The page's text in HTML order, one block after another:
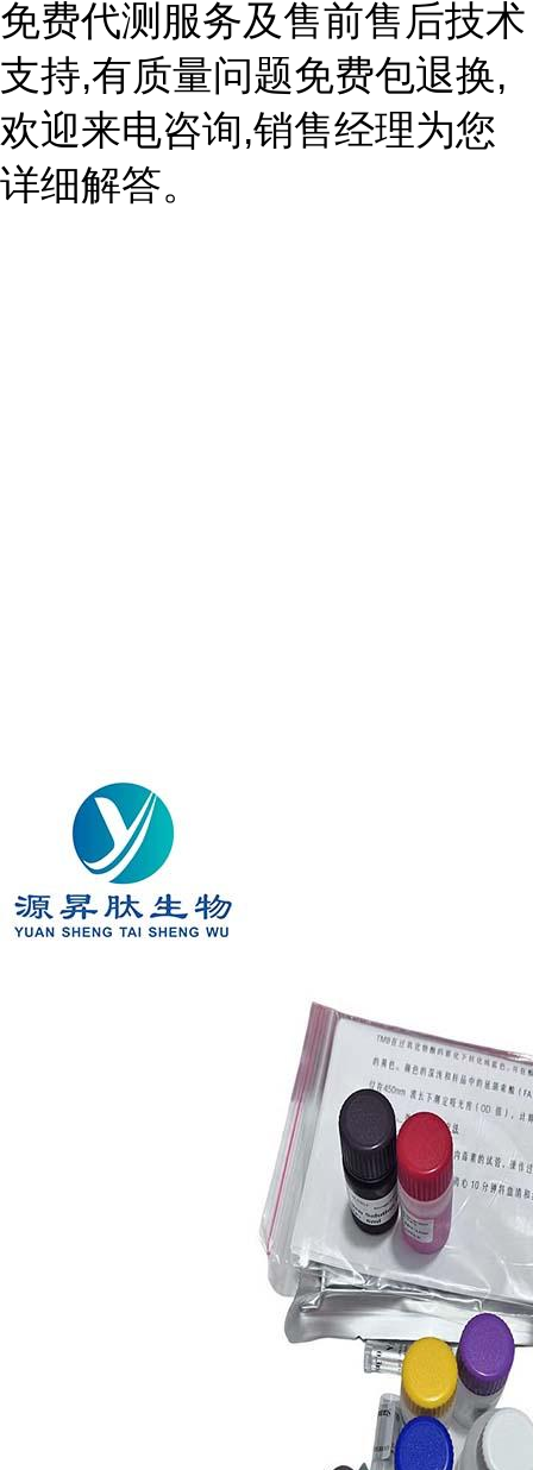
免费代测服务及售前售后技术
支持,有质量问题免费包退换,
欢迎来电咨询,销售经理为您
详细解答。